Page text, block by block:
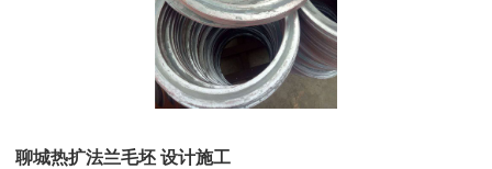
聊城热扩法兰毛坯 设计施工